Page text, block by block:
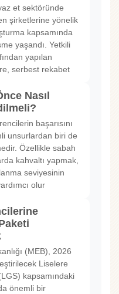
et sektöründe
şirketlerine yönelik
kapsamında
yaşandı. Yetkili
yapılan
serbest rekabet
Nasıl
başarısını
unsurlardan biri de
Özellikle sabah
kahvaltı yapmak,
seviyesinin
olur
(MEB), 2026
Liselere
kapsamındaki
önemli bir